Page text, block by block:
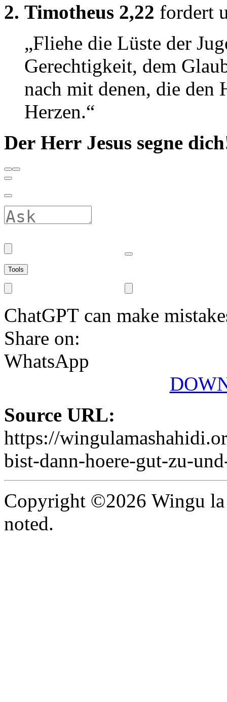
2. Timotheus 2,22 fordert
„Fliehe die Lüste der
Gerechtigkeit, dem
nach mit denen, die den
Herzen.“
Der Herr Jesus segne
Tools
ChatGPT can make
Share on:
WhatsApp
Source URL:
https://
bist-dann-hoere-gut-zu-
Copyright ©2026 Wingu la
noted.